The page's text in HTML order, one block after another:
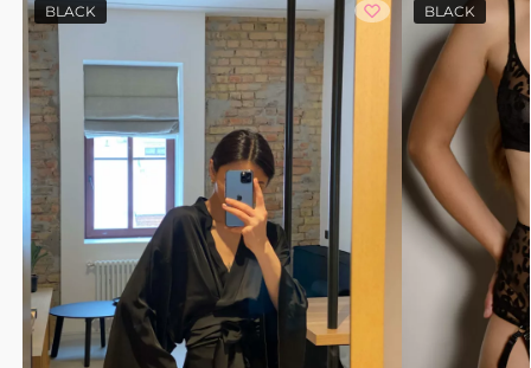
BLACK BLACK